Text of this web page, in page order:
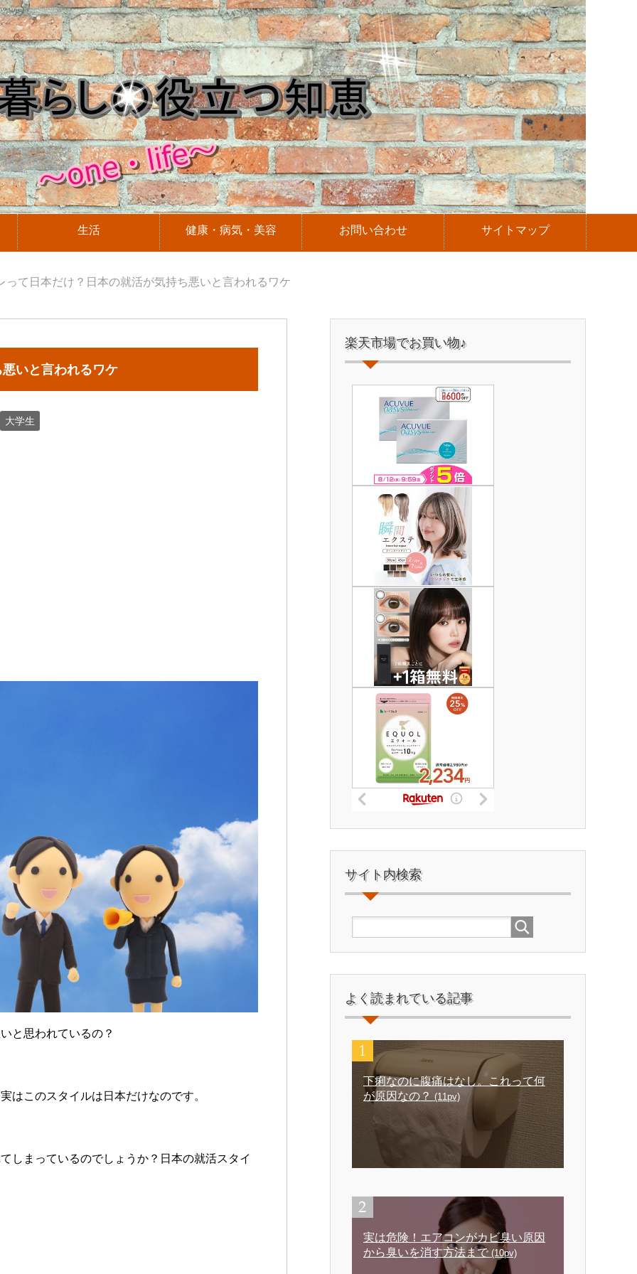
生活 健康・病気・美容 お問い合わせ サイトマップ
って日本だけ？日本の就活が気持ち悪いと言われるワケ
いと言われるワケ
大学生
と思われているの？
はこのスタイルは日本だけなのです。
しまっているのでしょうか？日本の就活スタイ
楽天市場でお買い物♪
サイト内検索
よく読まれている記事
下痢なのに腹痛はなし。これって何
が原因なの？ (11pv)
実は危険！エアコンがカビ臭い原因
から臭いを消す方法まで (10pv)